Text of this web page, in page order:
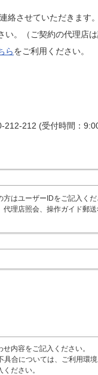
絡させていただきます。
。（ご契約の代理店
らをご利用ください。
212-212 (受付時間：
方はユーザーIDをご記入くだ
代理店照会、操作ガイド郵
せ内容をご記入ください。
具合については、ご利用環
ださい。